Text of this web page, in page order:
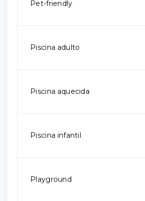
Pet-friendly
Piscina adulto
Piscina aquecida
Piscina infantil
Playground